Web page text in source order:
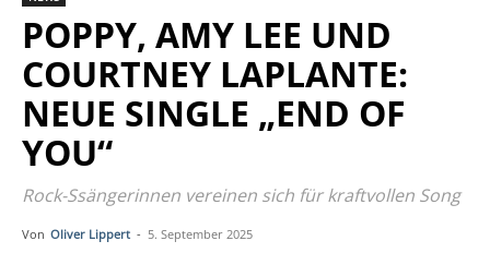
POPPY, AMY LEE UND
COURTNEY LAPLANTE:
NEUE SINGLE „END OF
YOU“
Rock-Ssängerinnen vereinen sich für kraftvollen Song
Von Oliver Lippert - 5. September 2025